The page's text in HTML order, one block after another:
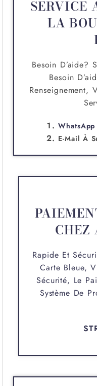
SERVICE
LA
Besoin D’aide?
Besoin
Renseignement,
WhatsApp
E-Mail À
CHEZ
Rapide Et
Carte Bleue,
Sécurité, Le
Système De